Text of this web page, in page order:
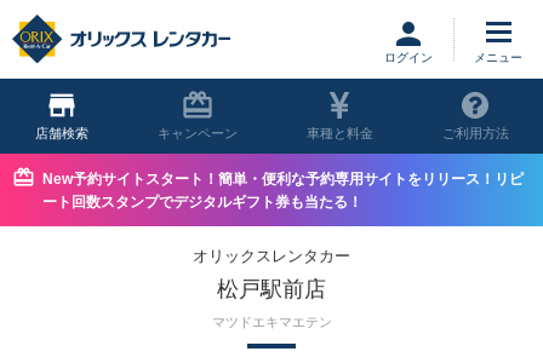
ログイン
店舗 キャンペーン 車種と料金 ご利用方法
New予約サイトスタート！簡単・便利な予約専用サイトをリリース！リピ
ート回数スタンプでデジタルギフト券も当たる！
オリックスレンタカー
松戸駅前店
マツドエキマエテン